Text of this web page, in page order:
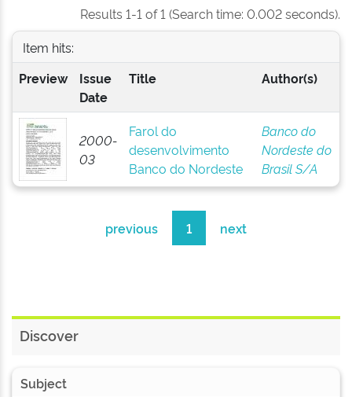
Results 1-1 of 1 (Search time: 0.002 seconds).
Item hits:
Preview
Issue
Date
Title Author(s)
2000-
03
Farol do
desenvolvimento
Banco do Nordeste
Banco do
Nordeste do
Brasil S/A
previous 1 next
Discover
Subject